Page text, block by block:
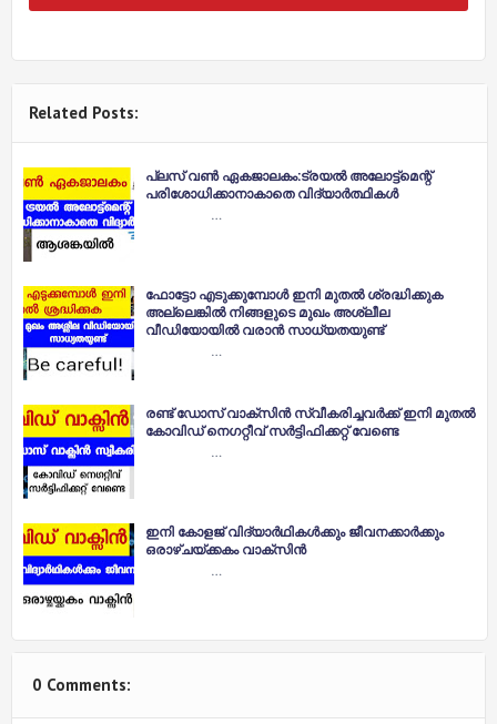
Related Posts:
പ്ലസ് വൺ ഏകജാലകം:ട്രയൽ അലോട്ട്മെന്റ്
പരിശോധിക്കാനാകാതെ വിദ്യാർത്ഥികൾ
…
ഫോട്ടോ എടുക്കുമ്പോൾ ഇനി മുതൽ ശ്രദ്ധിക്കുക
അല്ലെങ്കിൽ നിങ്ങളുടെ മുഖം അശ്ലീല
വീഡിയോയിൽ വരാൻ സാധ്യതയുണ്ട്
…
രണ്ട് ഡോസ് വാക്സിൻ സ്വീകരിച്ചവർക്ക് ഇനി മുതൽ
കോവിഡ് നെഗറ്റീവ് സർട്ടിഫിക്കറ്റ് വേണ്ടെ
…
ഇനി കോളജ് വിദ്യാർഥികൾക്കും ജീവനക്കാർക്കും
ഒരാഴ്ചയ്ക്കകം വാക്സിൻ
…
0 Comments: